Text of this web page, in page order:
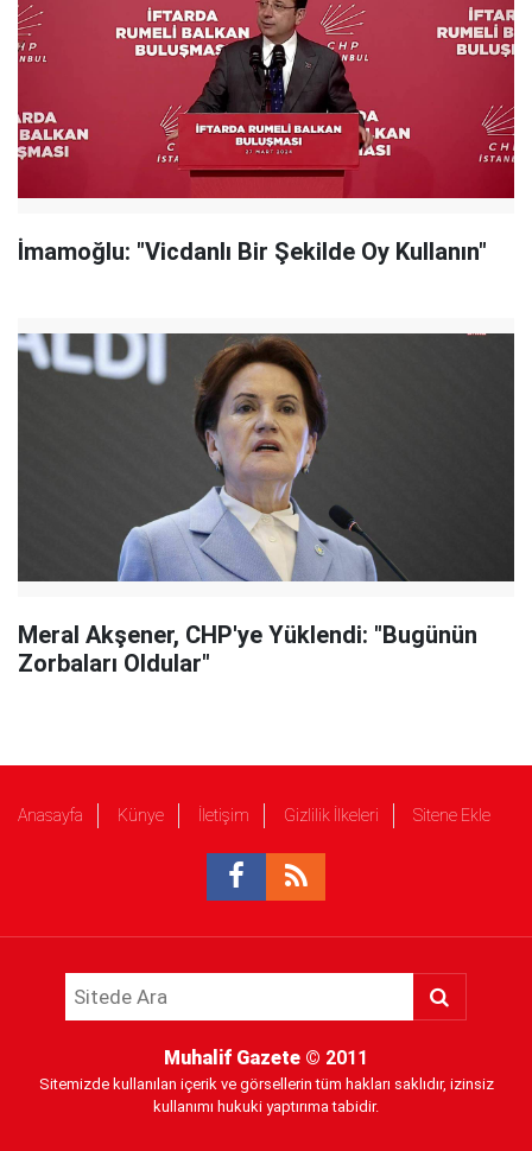
İmamoğlu: "Vicdanlı Bir Şekilde Oy Kullanın"
Meral Akşener, CHP'ye Yüklendi: "Bugünün
Zorbaları Oldular"
Anasayfa Künye İletişim Gizlilik İlkeleri Sitene Ekle
Muhalif Gazete © 2011
Sitemizde kullanılan içerik ve görsellerin tüm hakları saklıdır, izinsiz
kullanımı hukuki yaptırıma tabidir.